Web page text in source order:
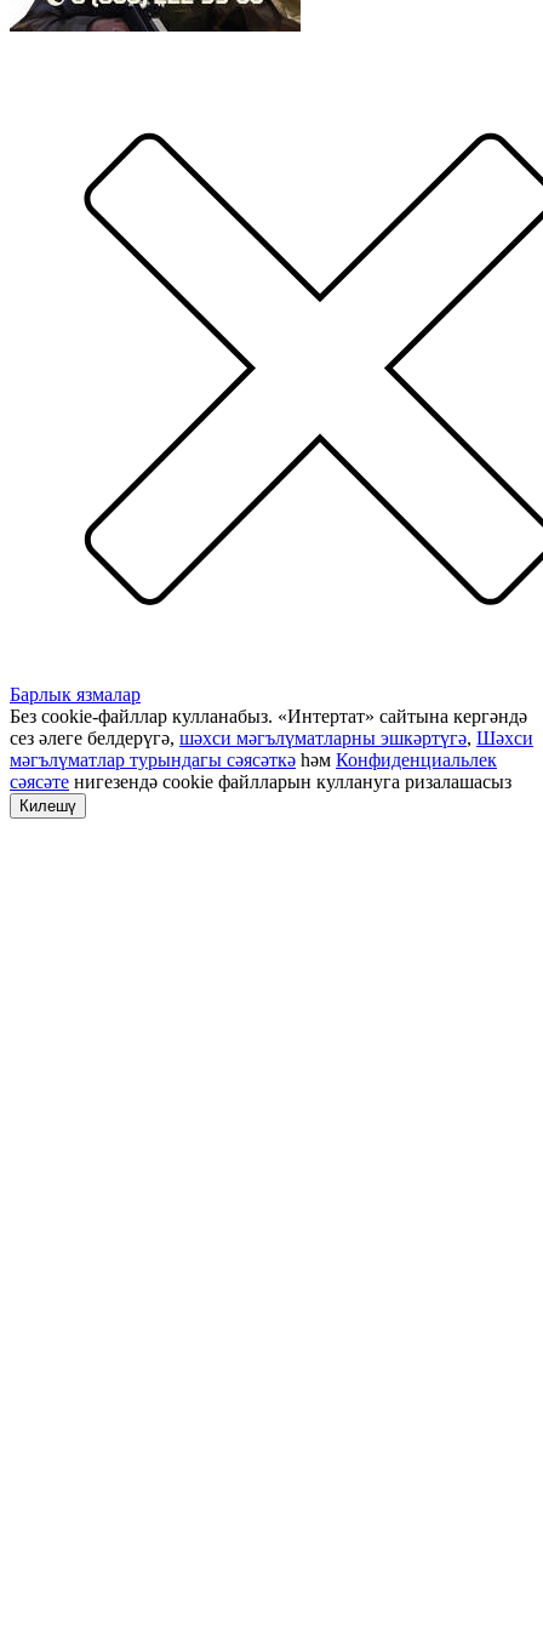
Барлык язмалар
Без cookie-файллар кулланабыз. «Интертат» сайтына кергәндә
сез әлеге белдерүгә, шәхси мәгълүматларны эшкәртүгә, Шәхси
мәгълүматлар турындагы сәясәткә һәм Конфиденциальлек
сәясәте нигезендә cookie файлларын куллануга ризалашасыз
Килешү